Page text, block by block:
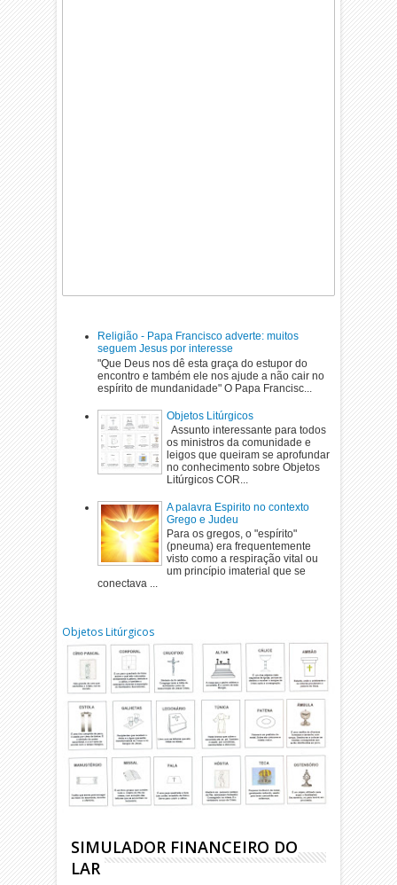
Religião - Papa Francisco adverte: muitos
seguem Jesus por interesse
"Que Deus nos dê esta graça do estupor do
encontro e também ele nos ajude a não cair no
espírito de mundanidade" O Papa Francisc...
Objetos Litúrgicos
Assunto interessante para todos
os ministros da comunidade e
leigos que queiram se aprofundar
no conhecimento sobre Objetos
Litúrgicos COR...
A palavra Espirito no contexto
Grego e Judeu
Para os gregos, o "espírito"
(pneuma) era frequentemente
visto como a respiração vital ou
um princípio imaterial que se
conectava ...
Objetos Litúrgicos
SIMULADOR FINANCEIRO DO
LAR